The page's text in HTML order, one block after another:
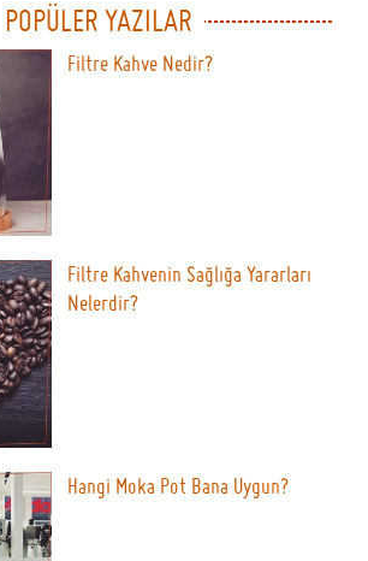
POPÜLER YAZILAR
Filtre Kahve Nedir?
Filtre Kahvenin Sağlığa Yararları
Nelerdir?
Hangi Moka Pot Bana Uygun?